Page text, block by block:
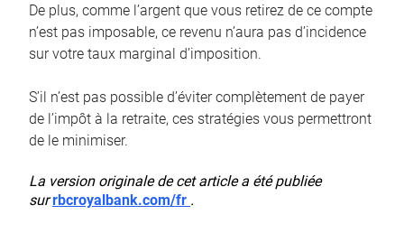
De plus, comme l’argent que vous retirez de ce compte
n’est pas imposable, ce revenu n’aura pas d’incidence
sur votre taux marginal d’imposition.
S’il n’est pas possible d’éviter complètement de payer
de l’impôt à la retraite, ces stratégies vous permettront
de le minimiser.
La version originale de cet article a été publiée
surrbcroyalbank.com/fr .